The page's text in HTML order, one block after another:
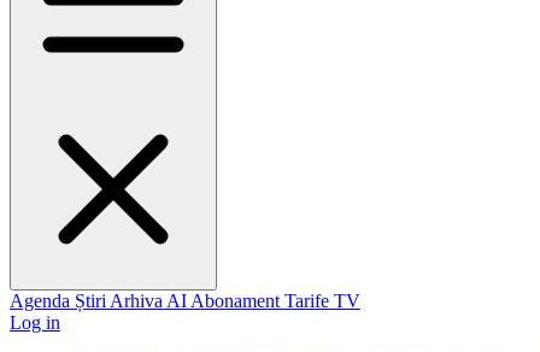
Agenda Știri Arhiva AI Abonament Tarife TV
Log in